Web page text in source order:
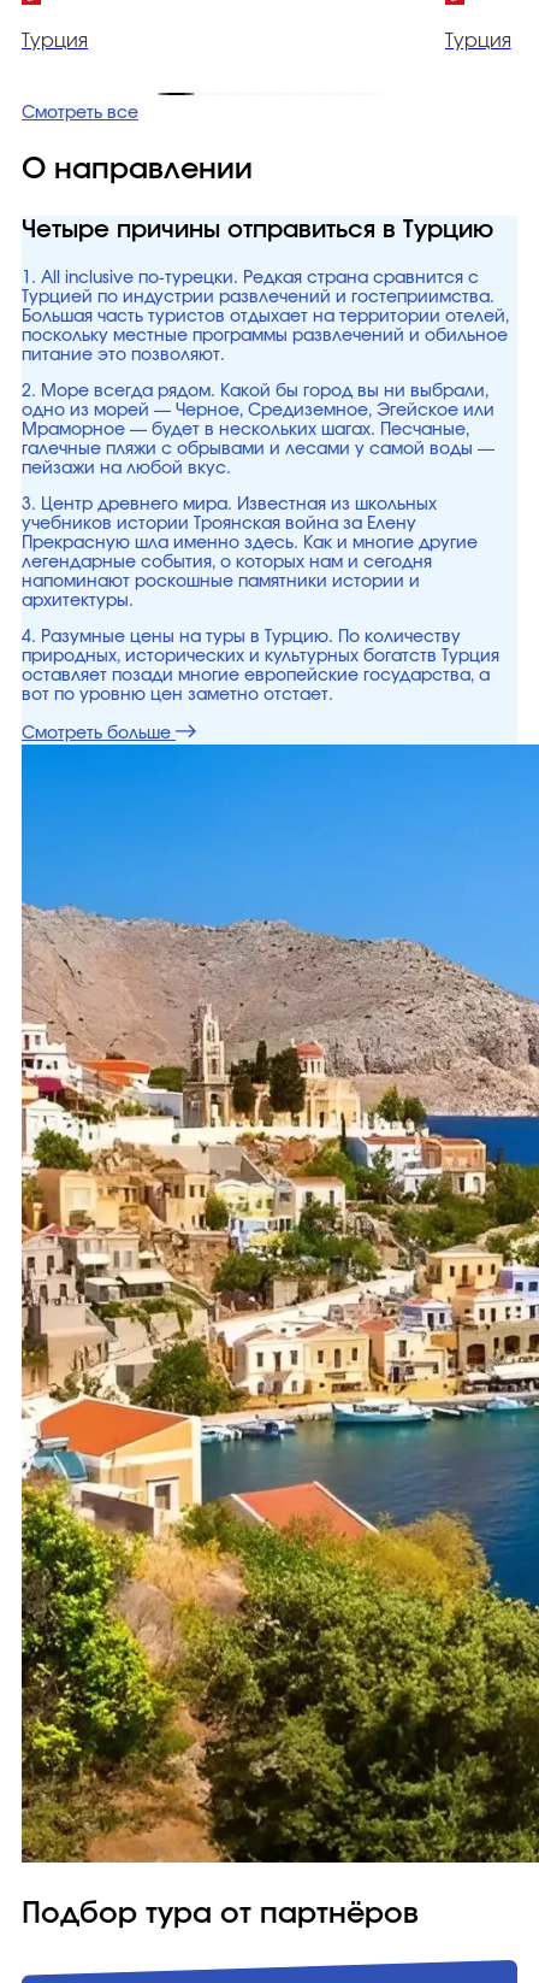
Турция Турция
Смотреть все
О направлении
Четыре причины отправиться в Турцию
1. All inclusive по-турецки. Редкая страна сравнится с
Турцией по индустрии развлечений и гостеприимства.
Большая часть туристов отдыхает на территории отелей,
поскольку местные программы развлечений и обильное
питание это позволяют.
2. Море всегда рядом. Какой бы город вы ни выбрали,
одно из морей — Черное, Средиземное, Эгейское или
Мраморное — будет в нескольких шагах. Песчаные,
галечные пляжи с обрывами и лесами у самой воды —
пейзажи на любой вкус.
3. Центр древнего мира. Известная из школьных
учебников истории Троянская война за Елену
Прекрасную шла именно здесь. Как и многие другие
легендарные события, о которых нам и сегодня
напоминают роскошные памятники истории и
архитектуры.
4. Разумные цены на туры в Турцию. По количеству
природных, исторических и культурных богатств Турция
оставляет позади многие европейские государства, а
вот по уровню цен заметно отстает.
Смотреть больше
Подбор тура от партнёров